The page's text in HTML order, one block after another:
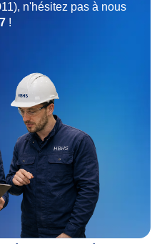
n'hésitez pas à nous
!